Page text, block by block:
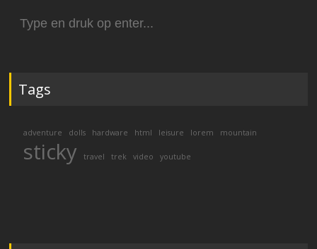
naar:
Tags
adventure dolls hardware html leisure lorem mountain
sticky travel trek video youtube